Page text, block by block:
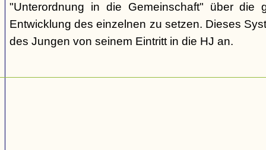
"Unterordnung in die Gemeinschaft" über die
Entwicklung des einzelnen zu setzen. Dieses
des Jungen von seinem Eintritt in die HJ an.